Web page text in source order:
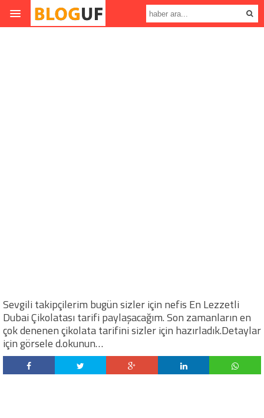
Sevgili takipçilerim bugün sizler için nefis En Lezzetli
Dubai Çikolatası tarifi paylaşacağım. Son zamanların en
çok denenen çikolata tarifini sizler için hazırladık.Detaylar
için görsele d.okunun…